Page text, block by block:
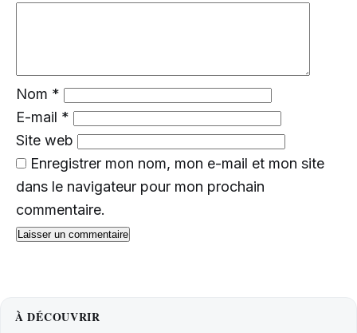
Nom *
E-mail *
Site web
Enregistrer mon nom, mon e-mail et mon site
dans le navigateur pour mon prochain
commentaire.
À DÉCOUVRIR